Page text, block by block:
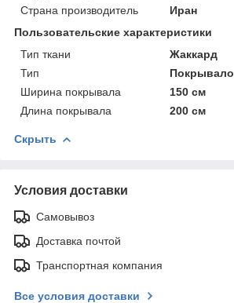
Страна производитель
Иран
Пользовательские характеристики
Тип ткани
Жаккард
Тип
Покрывало
Ширина покрывала
150 см
Длина покрывала
200 см
Скрыть
Условия доставки
Самовывоз
Доставка почтой
Транспортная компания
Все условия доставки